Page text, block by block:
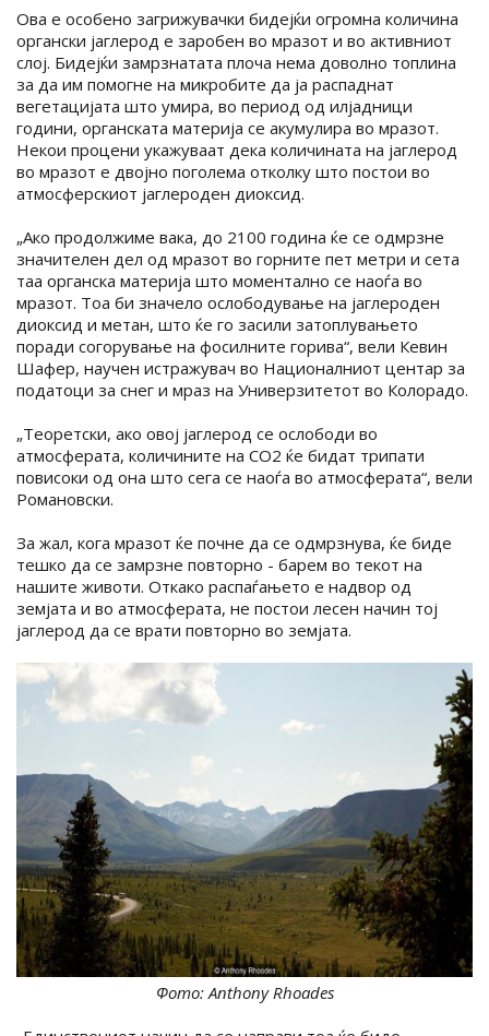
Ова е особено загрижувачки бидејќи огромна количина
органски јаглерод е заробен во мразот и во активниот
слој. Бидејќи замрзнатата плоча нема доволно топлина
за да им помогне на микробите да ја распаднат
вегетацијата што умира, во период од илјадници
години, органската материја се акумулира во мразот.
Некои процени укажуваат дека количината на јаглерод
во мразот е двојно поголема отколку што постои во
атмосферскиот јаглероден диоксид.
„Ако продолжиме вака, до 2100 година ќе се одмрзне
значителен дел од мразот во горните пет метри и сета
таа органска материја што моментално се наоѓа во
мразот. Тоа би значело ослободување на јаглероден
диоксид и метан, што ќе го засили затоплувањето
поради согорување на фосилните горива“, вели Кевин
Шафер, научен истражувач во Националниот центар за
податоци за снег и мраз на Универзитетот во Колорадо.
„Теоретски, ако овој јаглерод се ослободи во
атмосферата, количините на СО2 ќе бидат трипати
повисоки од она што сега се наоѓа во атмосферата“, вели
Романовски.
За жал, кога мразот ќе почне да се одмрзнува, ќе биде
тешко да се замрзне повторно - барем во текот на
нашите животи. Откако распаѓањето е надвор од
земјата и во атмосферата, не постои лесен начин тој
јаглерод да се врати повторно во земјата.
Фото: Anthony Rhoades